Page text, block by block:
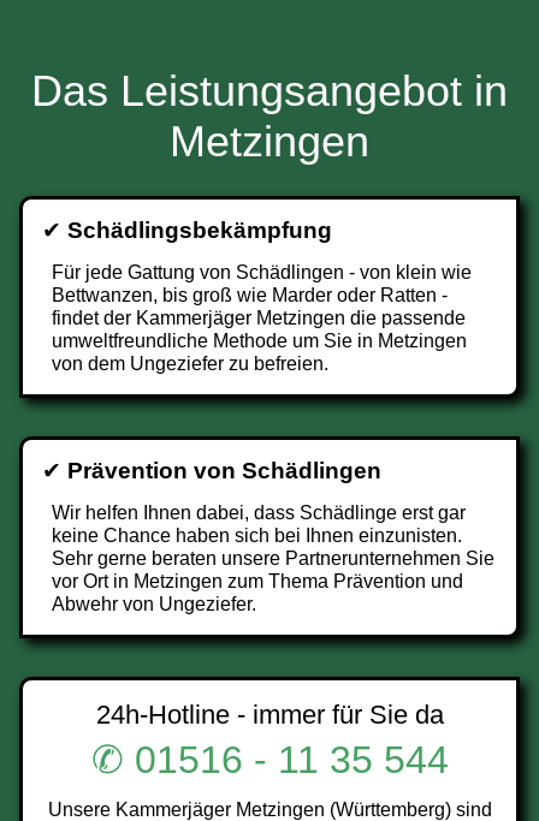
Das Leistungsangebot in
Metzingen
✔ Schädlingsbekämpfung
Für jede Gattung von Schädlingen - von klein wie
Bettwanzen, bis groß wie Marder oder Ratten -
findet der Kammerjäger Metzingen die passende
umweltfreundliche Methode um Sie in Metzingen
von dem Ungeziefer zu befreien.
✔ Prävention von Schädlingen
Wir helfen Ihnen dabei, dass Schädlinge erst gar
keine Chance haben sich bei Ihnen einzunisten.
Sehr gerne beraten unsere Partnerunternehmen Sie
vor Ort in Metzingen zum Thema Prävention und
Abwehr von Ungeziefer.
24h-Hotline - immer für Sie da
✆ 01516 - 11 35 544
Unsere Kammerjäger Metzingen (Württemberg) sind